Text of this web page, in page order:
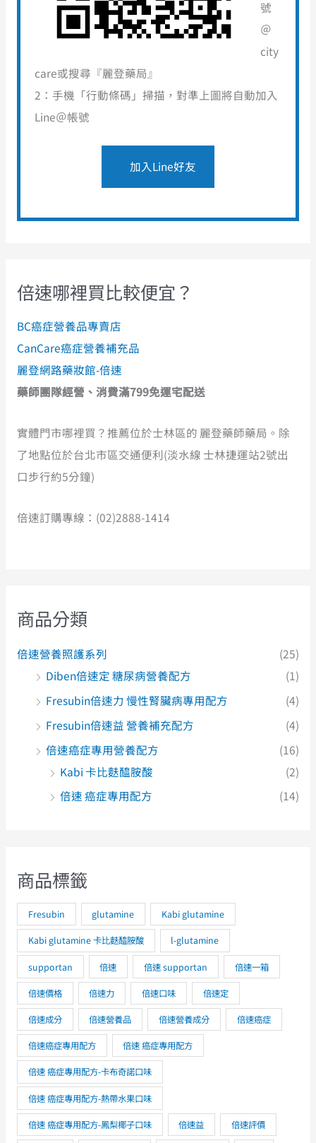
號
＠
city
care或搜尋『麗登藥局』
2：手機「行動條碼」掃描，對準上圖將自動加入
Line＠帳號
倍速哪裡買比較便宜？
BC癌症營養品專賣店
CanCare癌症營養補充品
麗登網路藥妝館-倍速
藥師團隊經營、消費滿799免運宅配送
實體門市哪裡買？推薦位於士林區的 麗登藥師藥局。除
了地點位於台北市區交通便利(淡水線 士林捷運站2號出
口步行約5分鐘)
倍速訂購專線：(02)2888-1414
商品分類
倍速營養照護系列
(25)
Diben倍速定 糖尿病營養配方
(1)
Fresubin倍速力 慢性腎臟病專用配方
(4)
Fresubin倍速益 營養補充配方
(4)
倍速癌症專用營養配方
(16)
Kabi 卡比麩醯胺酸
(2)
倍速 癌症專用配方
(14)
商品標籤
Fresubin glutamine Kabi glutamine
Kabi glutamine 卡比麩醯胺酸 l-glutamine
supportan 倍速 倍速 supportan 倍速一箱
倍速價格 倍速力 倍速口味 倍速定
倍速成分 倍速營養品 倍速營養成分 倍速癌症
倍速癌症專用配方 倍速 癌症專用配方
倍速 癌症專用配方-卡布奇諾口味
倍速 癌症專用配方-熱帶水果口味
倍速 癌症專用配方-鳳梨椰子口味 倍速益 倍速評價